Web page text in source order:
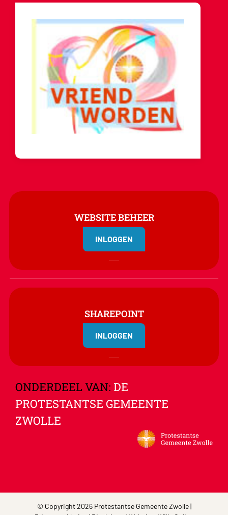
WEBSITE BEHEER
INLOGGEN
SHAREPOINT
INLOGGEN
ONDERDEEL VAN: DE
PROTESTANTSE GEMEENTE
ZWOLLE
© Copyright 2026 Protestantse Gemeente Zwolle |